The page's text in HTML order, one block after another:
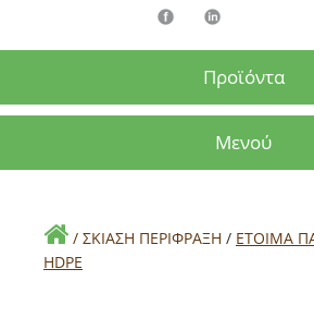
Προϊόντα
Μενού
/ ΣΚΙΑΣΗ ΠΕΡΙΦΡΑΞΗ / ΕΤΟΙΜΑ
HDPE